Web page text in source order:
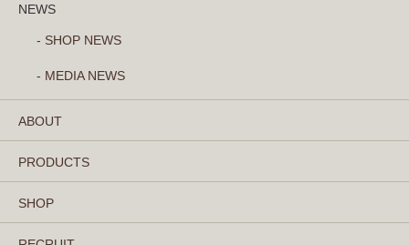
NEWS
- SHOP NEWS
- MEDIA NEWS
ABOUT
PRODUCTS
SHOP